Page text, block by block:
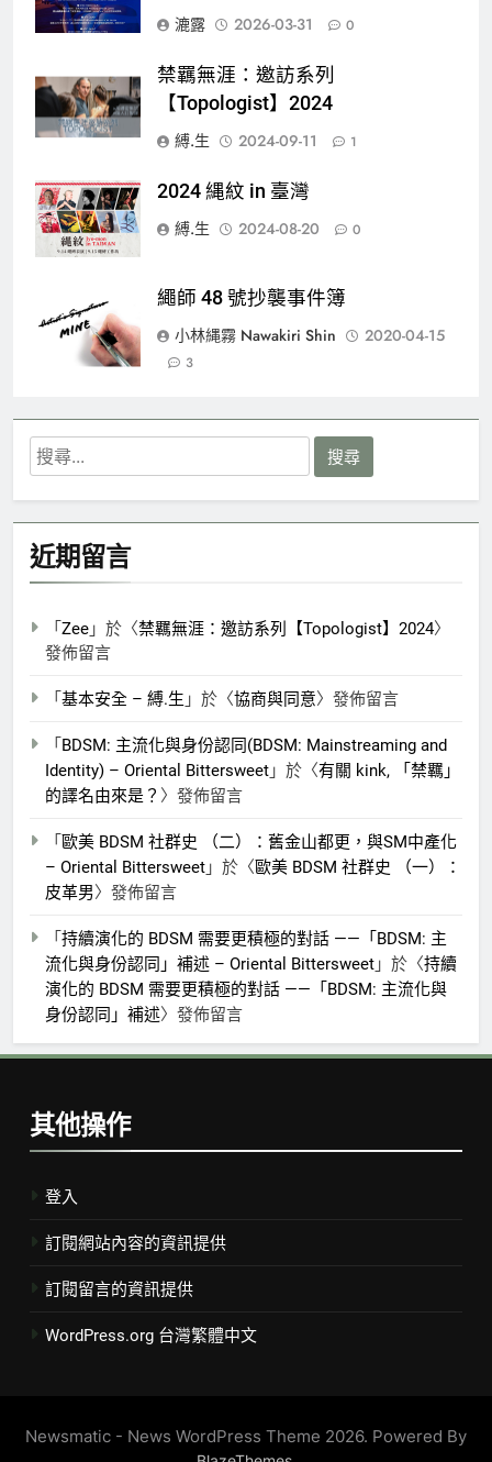
漉露
2026-03-31 0
禁羈無涯：邀訪系列
【Topologist】2024
縛.生
2024-09-11 1
2024 縄紋 in 臺灣
縛.生
2024-08-20 0
繩師 48 號抄襲事件簿
小林縄霧 Nawakiri Shin
2020-04-15
3
搜
尋
鍵
字:
近期留言
「 Zee 」於〈禁羈無涯：邀訪系列【Topologist】2024〉
發佈留言
「 基本安全 – 縛.生 」於〈協商與同意〉發佈留言
「 BDSM: 主流化與身份認同(BDSM: Mainstreaming and
Identity) – Oriental Bittersweet 」於〈有關 kink, 「禁羈」
的譯名由來是？ 〉發佈留言
「 歐美 BDSM 社群史 （二）：舊金山都更，與SM中產化
– Oriental Bittersweet 」於〈歐美 BDSM 社群史 （一）：
皮革男〉發佈留言
「 持續演化的 BDSM 需要更積極的對話 ——「BDSM: 主
流化與身份認同」補述 – Oriental Bittersweet 」於〈持續
演化的 BDSM 需要更積極的對話 ——「BDSM: 主流化與
身份認同」補述〉發佈留言
其他操作
登入
訂閱網站內容的資訊提供
訂閱留言的資訊提供
WordPress.org 台灣繁體中文
Newsmatic - News WordPress Theme 2026. Powered By